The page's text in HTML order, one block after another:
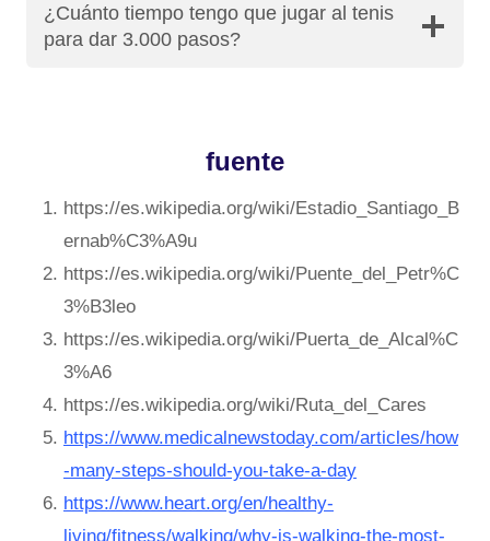
¿Cuánto tiempo tengo que jugar al tenis
para dar 3.000 pasos?
fuente
https://es.wikipedia.org/wiki/Estadio_Santiago_B
ernab%C3%A9u
https://es.wikipedia.org/wiki/Puente_del_Petr%C
3%B3leo
https://es.wikipedia.org/wiki/Puerta_de_Alcal%C
3%A6
https://es.wikipedia.org/wiki/Ruta_del_Cares
https://www.medicalnewstoday.com/articles/how
-many-steps-should-you-take-a-day
https://www.heart.org/en/healthy-
living/fitness/walking/why-is-walking-the-most-